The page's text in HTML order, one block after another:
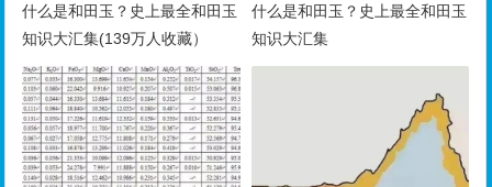
什么是和田玉？史上最全和田玉
知识大汇集(139万人收藏）
什么是和田玉？史上最全和田玉
知识大汇集